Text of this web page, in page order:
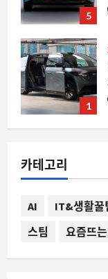
5
1
카테고리
AI IT&생활꿀
스팀
요즘뜨